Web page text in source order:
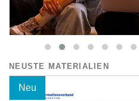
NEUSTE MATERIALIEN
Neu